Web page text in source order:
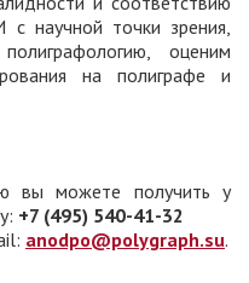
научной точки зрения,
оценим
на полиграфе и
вы можете получить у
+7 (495) 540-41-32
anodpo@polygraph.su.